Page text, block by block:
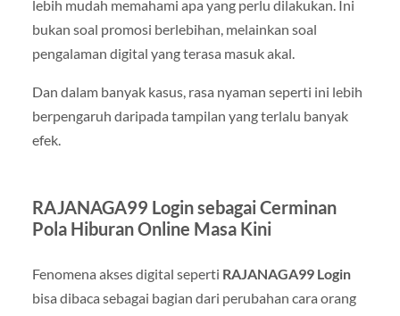
lebih mudah memahami apa yang perlu dilakukan. Ini
bukan soal promosi berlebihan, melainkan soal
pengalaman digital yang terasa masuk akal.
Dan dalam banyak kasus, rasa nyaman seperti ini lebih
berpengaruh daripada tampilan yang terlalu banyak
efek.
RAJANAGA99 Login sebagai Cerminan
Pola Hiburan Online Masa Kini
Fenomena akses digital seperti RAJANAGA99 Login
bisa dibaca sebagai bagian dari perubahan cara orang